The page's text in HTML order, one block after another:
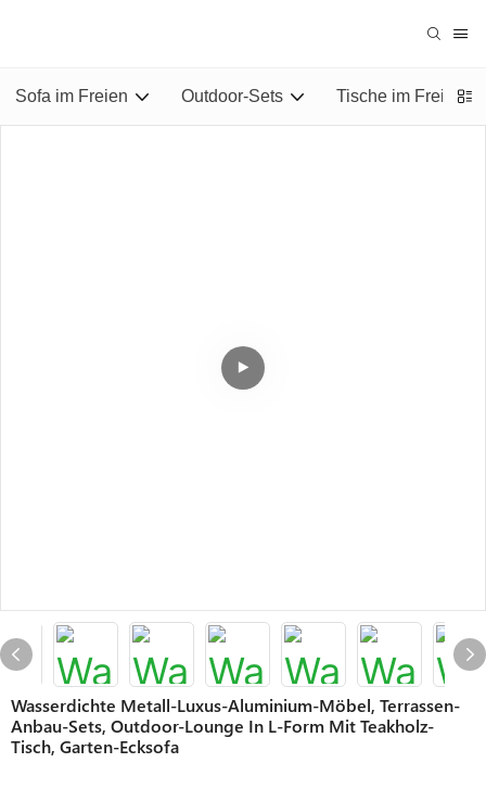
Sofa im Freien Outdoor-Sets Tische im Freien
Wasserdichte Metall-Luxus-Aluminium-Möbel, Terrassen-
Anbau-Sets, Outdoor-Lounge In L-Form Mit Teakholz-
Tisch, Garten-Ecksofa